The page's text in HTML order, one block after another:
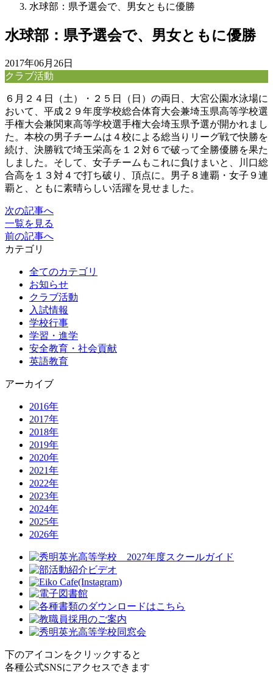
水球部：県予選会で、男女ともに優勝
水球部：県予選会で、男女ともに優勝
2017年06月26日
クラブ活動
６月２４日（土）・２５日（日）の両日、大宮公園水泳場に
おいて、平成２９年度学校総合体育大会兼埼玉県高等学校選
手権大会兼関東高等学校選手権大会埼玉県予選が開かれまし
た。本校の男子チームは４校による総当りリーグ戦で快勝を
続け、決勝戦で埼玉栄高を１２対６で破って全勝優勝を果た
しました。そして、女子チームもこれに負けまいと、川口総
合高を１３対４で打ち破り、頂点に。男子８連覇・女子９連
覇と、ともに素晴らしい活躍を見せました。
次の記事へ
一覧を見る
前の記事へ
カテゴリ
全てのカテゴリ
お知らせ
クラブ活動
入試情報
学校行事
学習・進学
安全教育・社会貢献
英語教育
アーカイブ
2016年
2017年
2018年
2019年
2020年
2021年
2022年
2023年
2024年
2025年
2026年
下のアイコンをクリックすると
各種公式SNSにアクセスできます